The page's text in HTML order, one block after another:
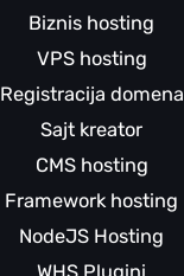
Biznis hosting
VPS hosting
Registracija domena
Sajt kreator
CMS hosting
Framework hosting
NodeJS Hosting
WHS Plugini